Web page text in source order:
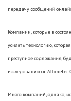
передачу сообщений
Компании, которые в
усилить технологию,
преступное содержание,
исследованию от Altimeter
Много компаний, однако,